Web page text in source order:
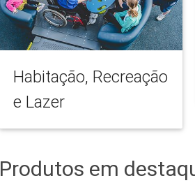
Habitação, Recreação
e Lazer
Produtos em